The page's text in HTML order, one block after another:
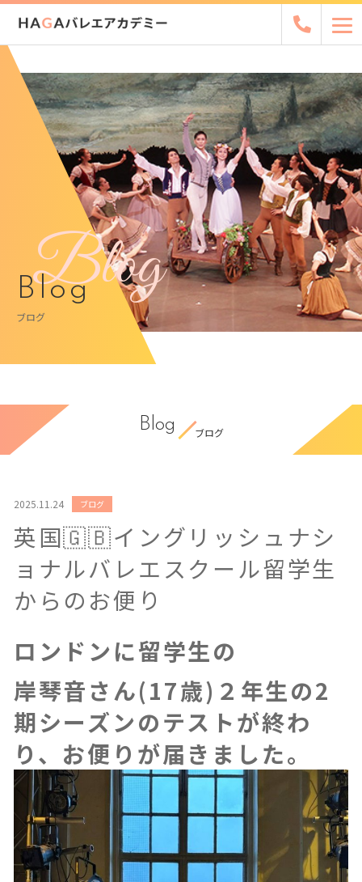
Blog
Blog
ブログ
Blog
ブログ
2025.11.24 ブログ
英国🇬🇧イングリッシュナシ
ョナルバレエスクール留学生
からのお便り
ロンドンに留学生の
岸琴音さん(17歳)２年生の2
期シーズンのテストが終わ
り、お便りが届きました。